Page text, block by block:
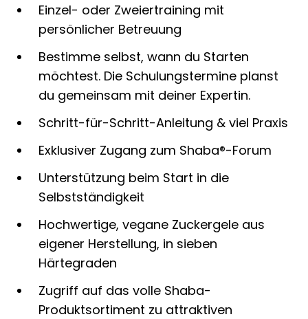
Einzel- oder Zweiertraining mit
persönlicher Betreuung
Bestimme selbst, wann du Starten
möchtest. Die Schulungstermine planst
du gemeinsam mit deiner Expertin.
Schritt-für-Schritt-Anleitung & viel Praxis
Exklusiver Zugang zum Shaba®-Forum
Unterstützung beim Start in die
Selbstständigkeit
Hochwertige, vegane Zuckergele aus
eigener Herstellung, in sieben
Härtegraden
Zugriff auf das volle Shaba-
Produktsortiment zu attraktiven